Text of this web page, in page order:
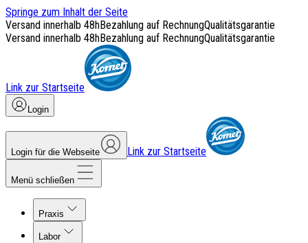
Springe zum Inhalt der Seite
Versand innerhalb 48hBezahlung auf RechnungQualitätsgarantie
Versand innerhalb 48hBezahlung auf RechnungQualitätsgarantie
Link zur Startseite
Login
Login für die Webseite Link zur Startseite
Menü schließen
Praxis
Labor